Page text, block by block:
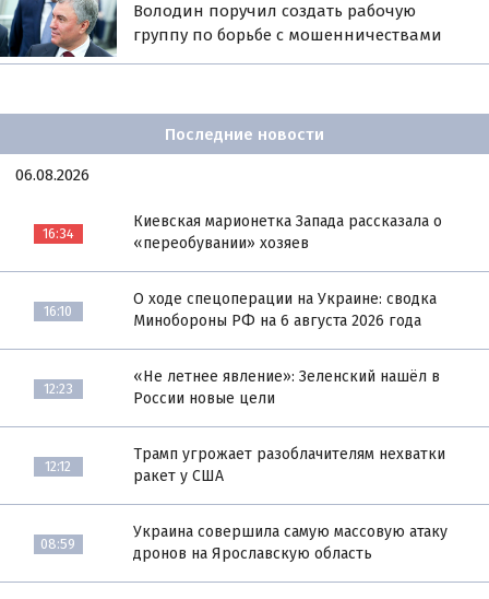
Володин поручил создать рабочую
группу по борьбе с мошенничествами
Последние новости
06.08.2026
16:34
Киевская марионетка Запада рассказала о
«переобувании» хозяев
16:10
О ходе спецоперации на Украине: сводка
Минобороны РФ на 6 августа 2026 года
12:23
«Не летнее явление»: Зеленский нашёл в
России новые цели
12:12
Трамп угрожает разоблачителям нехватки
ракет у США
08:59
Украина совершила самую массовую атаку
дронов на Ярославскую область